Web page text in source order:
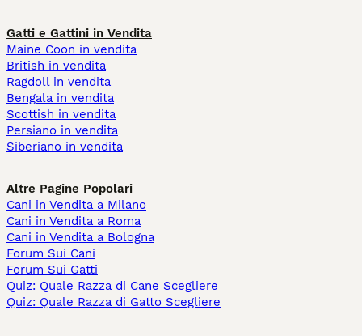
Gatti e Gattini in Vendita
Maine Coon in vendita
British in vendita
Ragdoll in vendita
Bengala in vendita
Scottish in vendita
Persiano in vendita
Siberiano in vendita
Altre Pagine Popolari
Cani in Vendita a Milano
Cani in Vendita a Roma
Cani in Vendita a Bologna
Forum Sui Cani
Forum Sui Gatti
Quiz: Quale Razza di Cane Scegliere
Quiz: Quale Razza di Gatto Scegliere